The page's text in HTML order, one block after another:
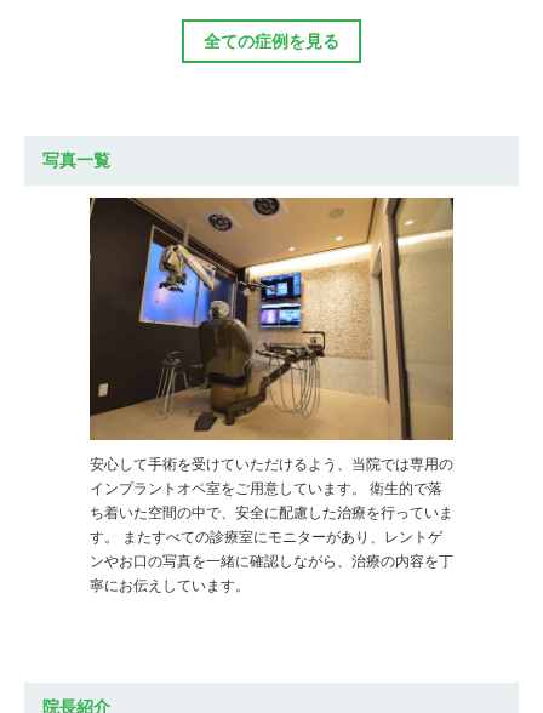
全ての症例を見る
写真一覧
安心して手術を受けていただけるよう、当院では専用の
インプラントオペ室をご用意しています。 衛生的で落
ち着いた空間の中で、安全に配慮した治療を行っていま
す。 またすべての診療室にモニターがあり、レントゲ
ンやお口の写真を一緒に確認しながら、治療の内容を丁
寧にお伝えしています。
院長紹介